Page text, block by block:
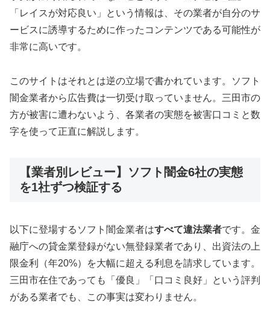
「レイスが対応良い」という情報は、その業者が自分のサ
ービスに誘導するために作ったコンテンツである可能性が
非常に高いです。
このサイトはそれとは逆の立場で書かれています。ソフト
闇金業者から広告費は一切受け取っていません。三田市の
方が被害に遭わないよう、各業者の実態を被害口コミと数
字を使って正直に解説します。
【業者別レビュー】ソフト闇金6社の実態
を1社ずつ検証する
以下に登場するソフト闇金業者はすべて違法業者です。金
融庁への貸金業登録がない無登録業者であり、出資法の上
限金利（年20%）を大幅に超える利息を請求しています。
三田市在住であっても「優良」「口コミ良好」という評判
がある業者でも、この事実は変わりません。